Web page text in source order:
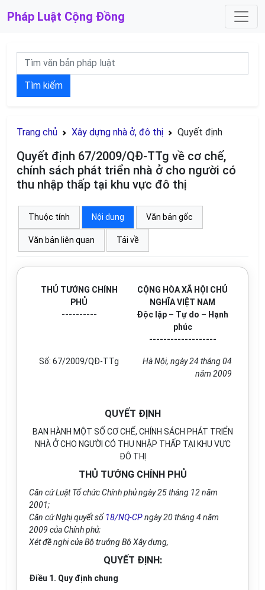
Pháp Luật Cộng Đồng
Tìm kiếm
Trang chủ Xây dựng nhà ở, đô thị Quyết định
Quyết định 67/2009/QĐ-TTg về cơ chế,
chính sách phát triển nhà ở cho người có
thu nhập thấp tại khu vực đô thị
Thuộc tính Nội dung Văn bản gốc
Văn bản liên quan Tải về
THỦ TƯỚNG CHÍNH
PHỦ
----------
CỘNG HÒA XÃ HỘI CHỦ
NGHĨA VIỆT NAM
Độc lập – Tự do – Hạnh
phúc
-------------------
Số: 67/2009/QĐ-TTg
Hà Nội, ngày 24 tháng 04
năm 2009
QUYẾT ĐỊNH
BAN HÀNH MỘT SỐ CƠ CHẾ, CHÍNH SÁCH PHÁT TRIỂN
NHÀ Ở CHO NGƯỜI CÓ THU NHẬP THẤP TẠI KHU VỰC
ĐÔ THỊ
THỦ TƯỚNG CHÍNH PHỦ
Căn cứ Luật Tổ chức Chính phủ ngày 25 tháng 12 năm
2001;
Căn cứ Nghị quyết số 18/NQ-CPngày 20 tháng 4 năm
2009 của Chính phủ;
Xét đề nghị của Bộ trưởng Bộ Xây dựng,
QUYẾT ĐỊNH:
Điều 1. Quy định chung